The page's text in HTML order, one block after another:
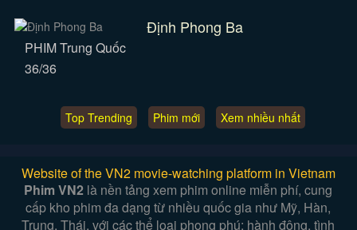
Định Phong Ba
PHIM Trung Quốc
36/36
Top Trending Phim mới Xem nhiều nhất
Website of the VN2 movie-watching platform in Vietnam
Phim VN2 là nền tảng xem phim online miễn phí, cung
cấp kho phim đa dạng từ nhiều quốc gia như Mỹ, Hàn,
Trung, Thái, với các thể loại phong phú: hành động, tình